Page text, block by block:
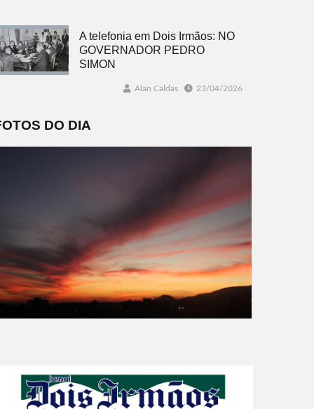
A telefonia em Dois Irmãos: NO
GOVERNADOR PEDRO
SIMON
Alan Caldas 23/04/2026
DO DIA